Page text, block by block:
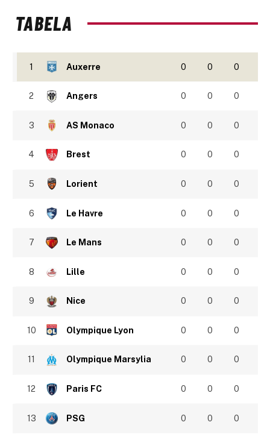
TABELA
1 Auxerre 0 0 0
2 Angers 0 0 0
3 AS Monaco 0 0 0
4 Brest 0 0 0
5 Lorient 0 0 0
6 Le Havre 0 0 0
7 Le Mans 0 0 0
8 Lille 0 0 0
9 Nice 0 0 0
10 Olympique Lyon 0 0 0
11 Olympique Marsylia 0 0 0
12 Paris FC 0 0 0
13 PSG 0 0 0